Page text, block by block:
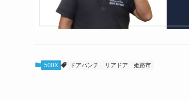
500X ドアパンチ リアドア 姫路市